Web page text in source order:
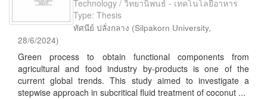
Technology / วิทยานิพนธ์ - เทคโนโลยีอาหาร
Type: Thesis
ทัศนีย์ ปลั่งกลาง (Silpakorn University,
28/6/2024)
Green process to obtain functional components from
agricultural and food industry by-products is one of the
current global trends. This study aimed to investigate a
stepwise approach in subcritical fluid treatment of coconut ...